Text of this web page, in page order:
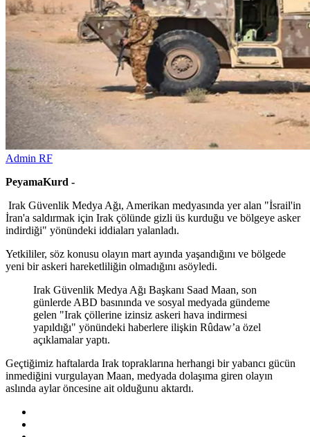
Admin RF
PeyamaKurd -
Irak Güvenlik Medya Ağı, Amerikan medyasında yer alan "İsrail'in
İran'a saldırmak için Irak çölünde gizli üs kurduğu ve bölgeye asker
indirdiği" yönündeki iddiaları yalanladı.
Yetkililer, söz konusu olayın mart ayında yaşandığını ve bölgede
yeni bir askeri hareketliliğin olmadığını asöyledi.
Irak Güvenlik Medya Ağı Başkanı Saad Maan, son
günlerde ABD basınında ve sosyal medyada gündeme
gelen "Irak çöllerine izinsiz askeri hava indirmesi
yapıldığı" yönündeki haberlere ilişkin Rûdaw’a özel
açıklamalar yaptı.
Geçtiğimiz haftalarda Irak topraklarına herhangi bir yabancı gücün
inmediğini vurgulayan Maan, medyada dolaşıma giren olayın
aslında aylar öncesine ait olduğunu aktardı.